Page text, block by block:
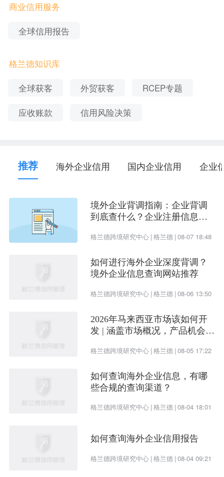
2、平顶山东方碳素股份有限公司_法定经营范围
特种石墨制品、锂电池正、负极材料的生产销售；
石墨烯的研发；出口贸易。
3、平顶山东方碳素股份有限公司_股东信息
注：因篇幅限制，本文仅展示该企业前五大股东。
股东名称 股东类型 认缴出资额 持股比例
自然人股东 -
-
自然人股东
自然人股东 - -
企业的客户是否稳定，信用状况及综合实力是否良
好，关乎企业的资金链安全，如果您想获得更多客
户信息，或深度了解平顶山东方碳素股份有限公司
息，可联系在线客服获取该企业完整信用调查报告。
商业信用服务
全球信用报告
格兰德知识库
全球获客 外贸获客 RCEP专题
应收账款 信用风险决策
推荐 海外企业信用 国内企业信用 企业
境外企业背调指南：企业背调
到底查什么？企业注册信息、
次看懂
格兰德跨境研究中心 | 格兰德 | 08-07 18:48
如何进行海外企业深度背调？
境外企业信息查询网站推荐
格兰德跨境研究中心 | 格兰德 | 08-06 13:50
2026年马来西亚市场该如何开
发 | 涵盖市场概况，产品机会及
格兰德跨境研究中心 | 格兰德 | 08-05 17:22
如何查询海外企业信息，有哪
些合规的查询渠道？
格兰德跨境研究中心 | 格兰德 | 08-04 18:01
如何查询海外企业信用报告
格兰德跨境研究中心 | 格兰德 | 08-04 09:21